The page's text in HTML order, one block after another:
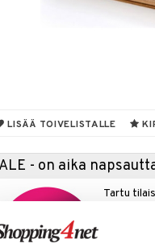
LISÄÄ TOIVELISTALLE
ALE - on aika
Tartu